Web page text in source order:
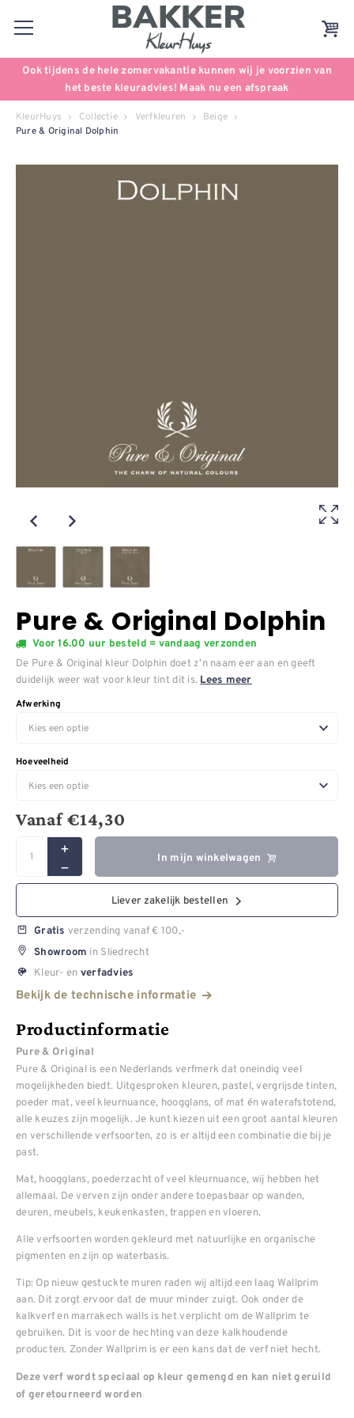
Ook tijdens de hele zomervakantie kunnen wij je voorzien van
het beste kleuradvies! Maak nu een afspraak
KleurHuys Collectie Verfkleuren Beige
Pure & Original Dolphin
Pure & Original Dolphin
Voor 16.00 uur besteld = vandaag verzonden
De Pure & Original kleur Dolphin doet z’n naam eer aan en geeft
duidelijk weer wat voor kleur tint dit is. Lees meer
Afwerking
Hoeveelheid
Vanaf€14,30
In mijn winkelwagen
Liever zakelijk bestellen
Gratis verzending vanaf € 100,-
Showroom in Sliedrecht
Kleur- en verfadvies
Bekijk de technische informatie
Productinformatie
Pure & Original
Pure & Original is een Nederlands verfmerk dat oneindig veel
mogelijkheden biedt. Uitgesproken kleuren, pastel, vergrijsde tinten,
poeder mat, veel kleurnuance, hoogglans, of mat én waterafstotend,
alle keuzes zijn mogelijk. Je kunt kiezen uit een groot aantal kleuren
en verschillende verfsoorten, zo is er altijd een combinatie die bij je
past.
Mat, hoogglans, poederzacht of veel kleurnuance, wij hebben het
allemaal. De verven zijn onder andere toepasbaar op wanden,
deuren, meubels, keukenkasten, trappen en vloeren.
Alle verfsoorten worden gekleurd met natuurlijke en organische
pigmenten en zijn op waterbasis.
Tip: Op nieuw gestuckte muren raden wij altijd een laag Wallprim
aan. Dit zorgt ervoor dat de muur minder zuigt. Ook onder de
kalkverf en marrakech walls is het verplicht om de Wallprim te
gebruiken. Dit is voor de hechting van deze kalkhoudende
producten. Zonder Wallprim is er een kans dat de verf niet hecht.
Deze verf wordt speciaal op kleur gemengd en kan niet geruild
of geretourneerd worden